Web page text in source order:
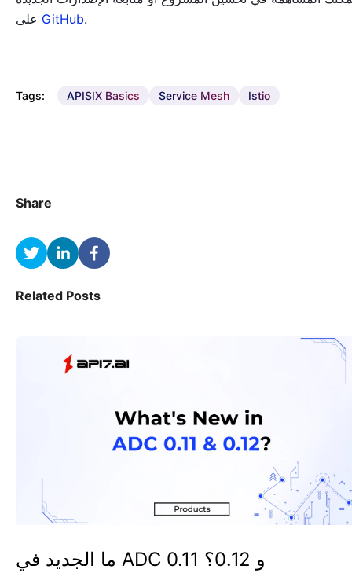
GitHub.
Tags: APISIX Basics Service Mesh Istio
Share
Related Posts
ما الجديد في ADC 0.11 و 0.12؟